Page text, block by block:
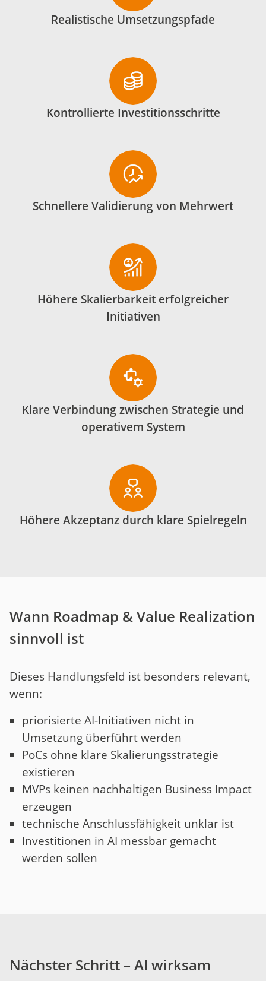
Realistische Umsetzungspfade
Kontrollierte Investitionsschritte
Schnellere Validierung von Mehrwert
Höhere Skalierbarkeit erfolgreicher
Initiativen
Klare Verbindung zwischen Strategie und
operativem System
Höhere Akzeptanz durch klare Spielregeln
Wann Roadmap & Value Realization
sinnvoll ist
Dieses Handlungsfeld ist besonders relevant,
wenn:
priorisierte AI-Initiativen nicht in
Umsetzung überführt werden
PoCs ohne klare Skalierungsstrategie
existieren
MVPs keinen nachhaltigen Business Impact
erzeugen
technische Anschlussfähigkeit unklar ist
Investitionen in AI messbar gemacht
werden sollen
Nächster Schritt – AI wirksam